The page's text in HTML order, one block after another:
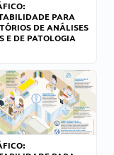
PARA
DE ANÁLISES
E DE PATOLOGIA